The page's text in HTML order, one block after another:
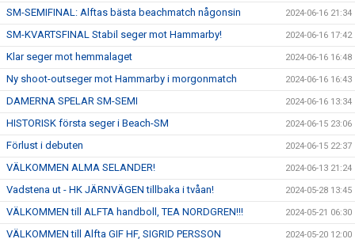
SM-SEMIFINAL: Alftas bästa beachmatch någonsin 2024-06-16 21:34
SM-KVARTSFINAL Stabil seger mot Hammarby! 2024-06-16 17:42
Klar seger mot hemmalaget 2024-06-16 16:48
Ny shoot-outseger mot Hammarby i morgonmatch 2024-06-16 16:43
DAMERNA SPELAR SM-SEMI 2024-06-16 13:34
HISTORISK första seger i Beach-SM 2024-06-15 23:06
Förlust i debuten 2024-06-15 22:37
VÄLKOMMEN ALMA SELANDER! 2024-06-13 21:24
Vadstena ut - HK JÄRNVÄGEN tillbaka i tvåan! 2024-05-28 13:45
VÄLKOMMEN till ALFTA handboll, TEA NORDGREN!!! 2024-05-21 06:30
VÄLKOMMEN till Alfta GIF HF, SIGRID PERSSON 2024-05-20 12:00